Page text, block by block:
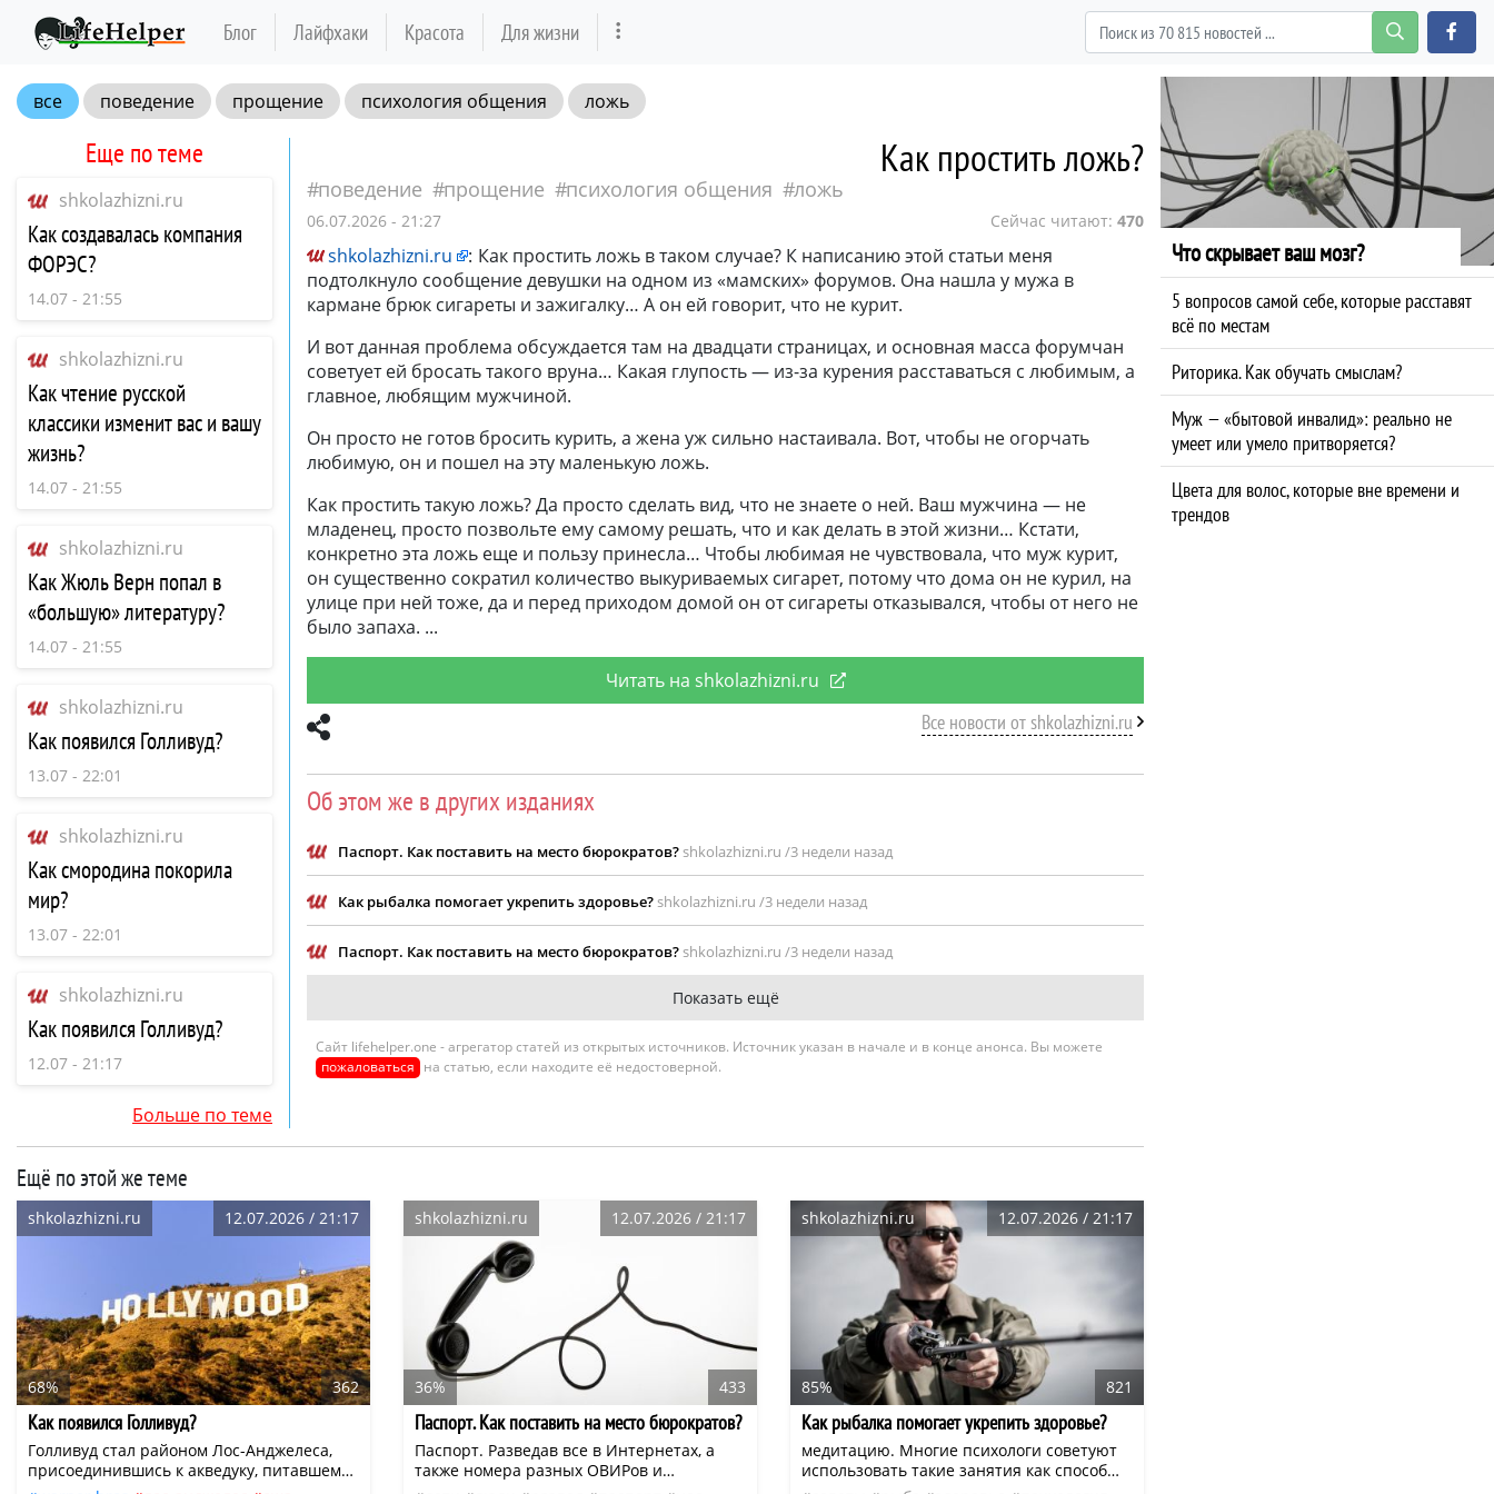
Блог Лайфхаки Красота Для жизни
все поведение прощение психология общения ложь
Еще по теме
shkolazhizni.ru
Как создавалась компания
ФОРЭС?
14.07 - 21:55
shkolazhizni.ru
Как чтение русской
классики изменит вас и вашу
жизнь?
14.07 - 21:55
shkolazhizni.ru
Как Жюль Верн попал в
«большую» литературу?
14.07 - 21:55
shkolazhizni.ru
Как появился Голливуд?
13.07 - 22:01
shkolazhizni.ru
Как смородина покорила
мир?
13.07 - 22:01
shkolazhizni.ru
Как появился Голливуд?
12.07 - 21:17
Больше по теме
Как простить ложь?
поведение прощение психология общения ложь
06.07.2026 - 21:27 Сейчас читают: 470
shkolazhizni.ru : Как простить ложь в таком случае? К написанию этой статьи меня
подтолкнуло сообщение девушки на одном из «мамских» форумов. Она нашла у мужа в
кармане брюк сигареты и зажигалку… А он ей говорит, что не курит.
И вот данная проблема обсуждается там на двадцати страницах, и основная масса форумчан
советует ей бросать такого вруна… Какая глупость — из-за курения расставаться с любимым, а
главное, любящим мужчиной.
Он просто не готов бросить курить, а жена уж сильно настаивала. Вот, чтобы не огорчать
любимую, он и пошел на эту маленькую ложь.
Как простить такую ложь? Да просто сделать вид, что не знаете о ней. Ваш мужчина — не
младенец, просто позвольте ему самому решать, что и как делать в этой жизни… Кстати,
конкретно эта ложь еще и пользу принесла… Чтобы любимая не чувствовала, что муж курит,
он существенно сократил количество выкуриваемых сигарет, потому что дома он не курил, на
улице при ней тоже, да и перед приходом домой он от сигареты отказывался, чтобы от него не
было запаха.
Читать на shkolazhizni.ru
Все новости от shkolazhizni.ru
Об этом же в других изданиях
Паспорт. Как поставить на место бюрократов?shkolazhizni.ru /3 недели назад
Как рыбалка помогает укрепить здоровье?shkolazhizni.ru /3 недели назад
Паспорт. Как поставить на место бюрократов?shkolazhizni.ru /3 недели назад
Показать ещё
Сайт lifehelper.one - агрегатор статей из открытых источников. Источник указан в начале и в конце анонса. Вы можете
пожаловаться на статью, если находите её недостоверной.
Ещё по этой же теме
shkolazhizni.ru 12.07.2026 / 21:17
68% 362
Как появился Голливуд?
Голливуд стал районом Лос-Анджелеса,
присоединившись к акведуку, питавшему
shkolazhizni.ru 12.07.2026 / 21:17
36% 433
Паспорт. Как поставить на место бюрократов?
Паспорт. Разведав все в Интернетах, а
также номера разных ОВИРов и
shkolazhizni.ru 12.07.2026 / 21:17
85% 821
Как рыбалка помогает укрепить здоровье?
медитацию. Многие психологи советуют
использовать такие занятия как способ
Что скрывает ваш мозг?
5 вопросов самой себе, которые расставят
всё по местам
Риторика. Как обучать смыслам?
Муж — «бытовой инвалид»: реально не
умеет или умело притворяется?
Цвета для волос, которые вне времени и
трендов